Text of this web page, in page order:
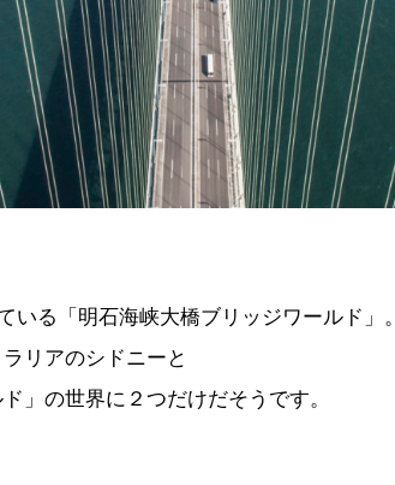
いる「明石海峡大橋ブリッジワールド」。
リアのシドニーと
」の世界に２つだけだそうです。